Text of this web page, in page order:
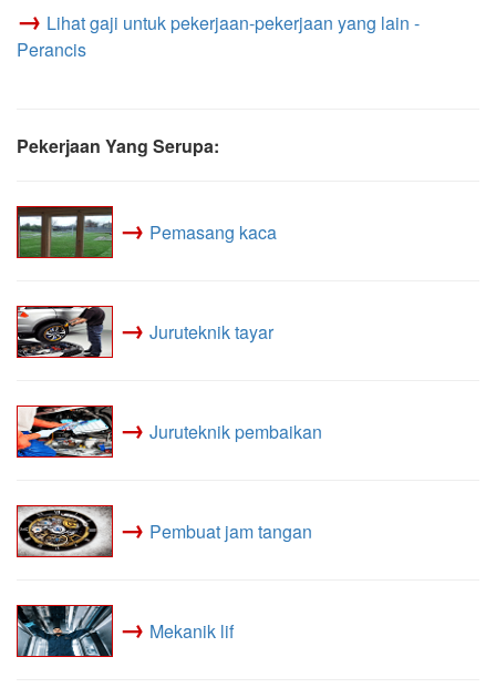
→ Lihat gaji untuk pekerjaan-pekerjaan yang lain -
Perancis
Pekerjaan Yang Serupa:
→ Pemasang kaca
→ Juruteknik tayar
→ Juruteknik pembaikan
→ Pembuat jam tangan
→ Mekanik lif